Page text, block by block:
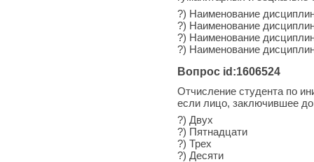
?) Наименование
?) Наименование
?) Наименование
?) Наименование
Вопрос id:1606524
Отчисление студента по
если лицо, заключившее
?) Двух
?) Пятнадцати
?) Трех
?) Десяти